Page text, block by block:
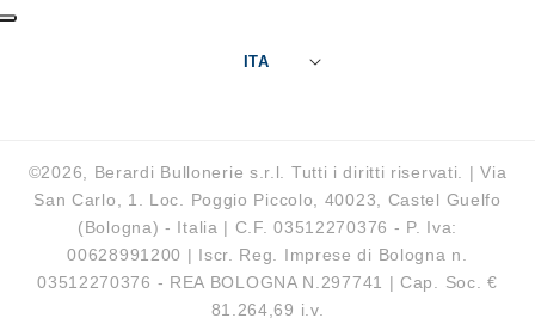
ITA
©2026, Berardi Bullonerie s.r.l. Tutti i diritti riservati. | Via
San Carlo, 1. Loc. Poggio Piccolo, 40023, Castel Guelfo
(Bologna) - Italia | C.F. 03512270376 - P. Iva:
00628991200 | Iscr. Reg. Imprese di Bologna n.
03512270376 - REA BOLOGNA N.297741 | Cap. Soc. €
81.264,69 i.v.